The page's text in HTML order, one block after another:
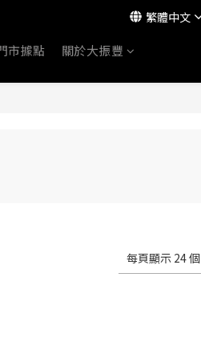
繁體中文
市據點 關於大振豐
每頁顯示 24 個